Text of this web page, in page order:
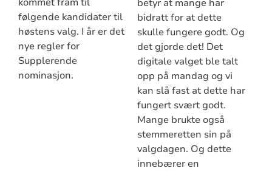
kommet fram til
følgende kandidater til
høstens valg. I år er det
nye regler for
Supplerende
nominasjon.
betyr at mange har
bidratt for at dette
skulle fungere godt. Og
det gjorde det! Det
digitale valget ble talt
opp på mandag og vi
kan slå fast at dette har
fungert svært godt.
Mange brukte også
stemmeretten sin på
valgdagen. Og dette
innebærer en